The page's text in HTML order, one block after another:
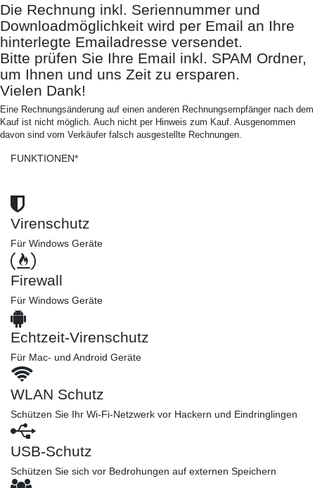
Die Rechnung inkl. Seriennummer und
Downloadmöglichkeit wird per Email an Ihre
hinterlegte Emailadresse versendet.
Bitte prüfen Sie Ihre Email inkl. SPAM Ordner,
um Ihnen und uns Zeit zu ersparen.
Vielen Dank!
Eine Rechnungsänderung auf einen anderen Rechnungsempfänger nach dem
Kauf ist nicht möglich. Auch nicht per Hinweis zum Kauf. Ausgenommen
davon sind vom Verkäufer falsch ausgestellte Rechnungen.
FUNKTIONEN*
Virenschutz
Für Windows Geräte
Firewall
Für Windows Geräte
Echtzeit-Virenschutz
Für Mac- und Android Geräte
WLAN Schutz
Schützen Sie Ihr Wi-Fi-Netzwerk vor Hackern und Eindringlingen
USB-Schutz
Schützen Sie sich vor Bedrohungen auf externen Speichern